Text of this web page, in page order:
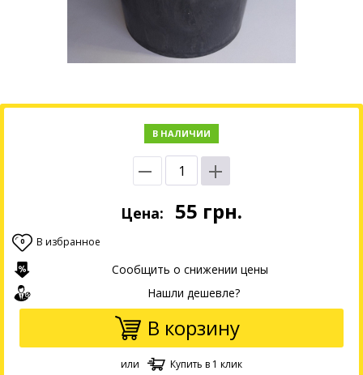
В НАЛИЧИИ
Цена: 55 грн.
0 В избранное
Сообщить о снижении цены
Нашли дешевле?
В корзину
или Купить в 1 клик